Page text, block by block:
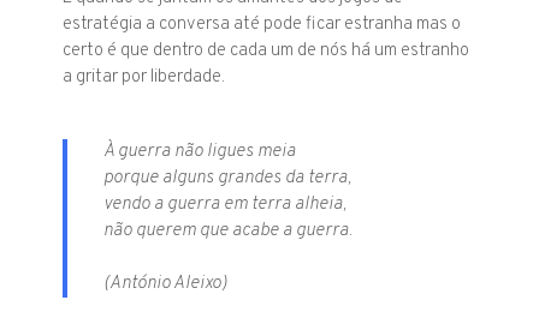
estratégia a conversa até pode ficar estranha mas o
certo é que dentro de cada um de nós há um estranho
a gritar por liberdade.
À guerra não ligues meia
porque alguns grandes da terra,
vendo a guerra em terra alheia,
não querem que acabe a guerra.
(António Aleixo)